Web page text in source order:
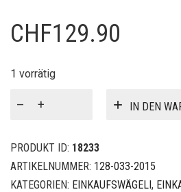
CHF129.90
1 vorrätig
Standard
IN DEN
PRODUKT ID: 18233
ARTIKELNUMMER: 128-033-2015
KATEGORIEN: EINKAUFSWÄGELI,